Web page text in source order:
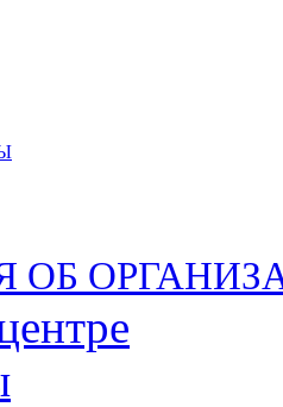
ОБ